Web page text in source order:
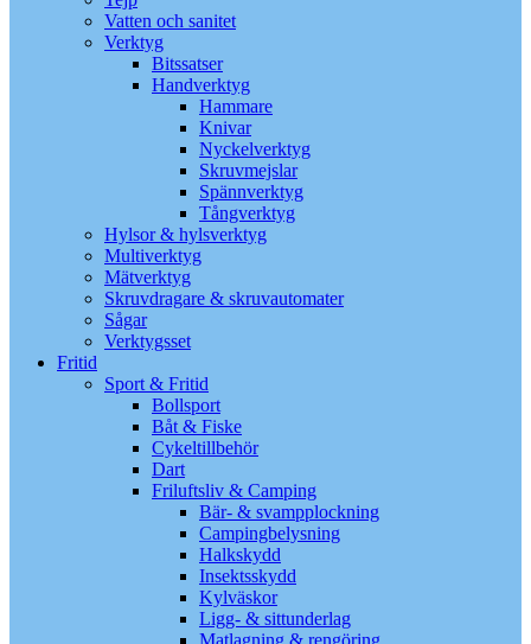
Vatten och sanitet
Verktyg
Bitssatser
Handverktyg
Hammare
Knivar
Nyckelverktyg
Skruvmejslar
Spännverktyg
Tångverktyg
Hylsor & hylsverktyg
Multiverktyg
Mätverktyg
Skruvdragare & skruvautomater
Sågar
Verktygsset
Fritid
Sport & Fritid
Bollsport
Båt & Fiske
Cykeltillbehör
Dart
Friluftsliv & Camping
Bär- & svampplockning
Campingbelysning
Halkskydd
Insektsskydd
Kylväskor
Ligg- & sittunderlag
Matlagning & rengöring